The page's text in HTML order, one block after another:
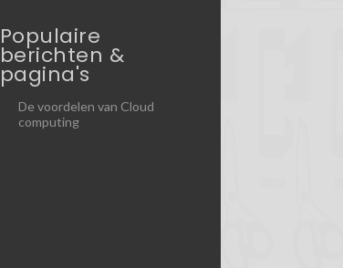
Populaire
berichten &
pagina's
De voordelen van Cloud
computing